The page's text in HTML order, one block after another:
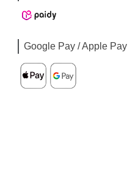
Google Pay / Apple Pay